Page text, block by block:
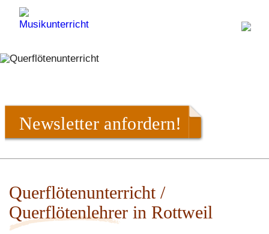
Newsletter anfordern!
Querflötenunterricht /
Querflötenlehrer in Rottweil